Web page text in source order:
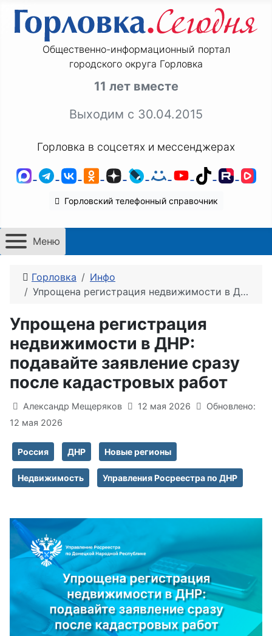
Общественно-информационный портал
городского округа Горловка
11 лет вместе
Выходим с 30.04.2015
Горловка в соцсетях и мессенджерах
MAXTelegram
ВКонтакте
Одноклассники
ДзенLiveJournal
Мой Мир
YouTube
TikTok
Горловский телефонный справочник
Меню
Горловка
Инфо
Упрощена регистрация недвижимости в ДНР: подавайте заявление сразу после кадастровых работ
Упрощена регистрация
недвижимости в ДНР:
подавайте заявление сразу
после кадастровых работ
Информация о материале
Александр Мещеряков 12 мая 2026
Обновлено:
12 мая 2026
Россия ДНР Новые регионы
Недвижимость Управления Росреестра по ДНР